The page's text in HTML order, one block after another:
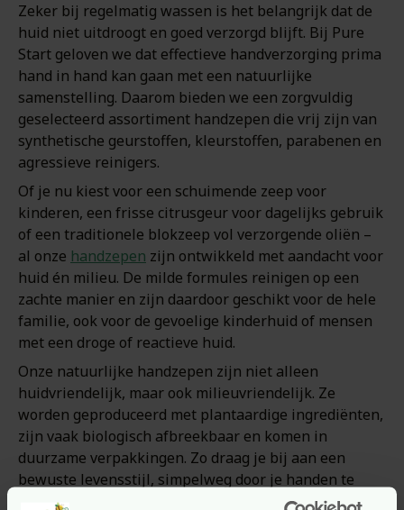
Zeker bij regelmatig wassen is het belangrijk dat de
huid niet uitdroogt en goed verzorgd blijft. Bij Pure
Start geloven we dat effectieve handverzorging prima
hand in hand kan gaan met een natuurlijke
samenstelling. Daarom bieden we een zorgvuldig
geselecteerd assortiment handzepen die vrij zijn van
synthetische geurstoffen, kleurstoffen, parabenen en
agressieve reinigers.
Of je nu kiest voor een schuimende zeep voor
kinderen, een frisse citrusgeur voor dagelijks gebruik
of een traditionele blokzeep vol verzorgende oliën –
al onze handzepen zijn ontwikkeld met aandacht voor
huid én milieu. De milde formules reinigen op een
zachte manier en zijn daardoor geschikt voor de hele
familie, ook voor de gevoelige kinderhuid of mensen
met een droge of reactieve huid.
Onze natuurlijke handzepen zijn niet alleen
huidvriendelijk, maar ook milieuvriendelijk. Ze
worden geproduceerd met plantaardige ingrediënten,
zijn vaak biologisch afbreekbaar en komen in
duurzame verpakkingen. Zo draag je bij aan een
bewuste levensstijl, simpelweg door je handen te
wassen.